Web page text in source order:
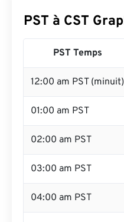
PST à CST
PST Temps
12:00 am PST (minuit)
01:00 am PST
02:00 am PST
03:00 am PST
04:00 am PST